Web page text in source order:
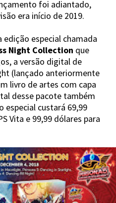
foi adiantado,
era início de 2019.
especial chamada
Night Collection que
a versão digital de
(lançado anteriormente
livro de artes com capa
desse pacote também
especial custará 69,99
Vita e 99,99 dólares para